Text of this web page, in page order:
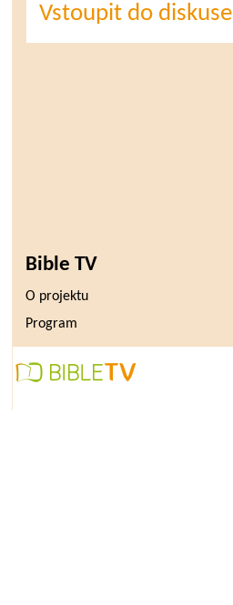
Vstoupit do diskuse
Bible TV
O projektu
Program